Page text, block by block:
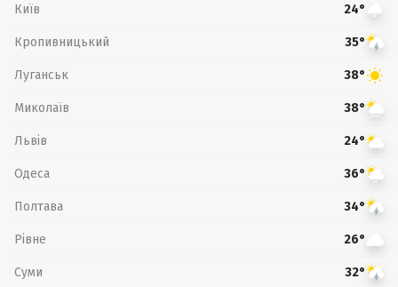
Київ 24°
Кропивницький 35°
Луганськ 38°
Миколаїв 38°
Львів 24°
Одеса 36°
Полтава 34°
Рівне 26°
Суми 32°